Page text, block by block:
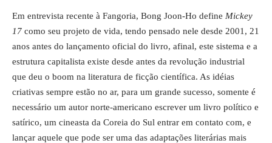
Em entrevista recente à Fangoria, Bong Joon-Ho define Mickey
17 como seu projeto de vida, tendo pensado nele desde 2001, 21
anos antes do lançamento oficial do livro, afinal, este sistema e a
estrutura capitalista existe desde antes da revolução industrial
que deu o boom na literatura de ficção científica. As idéias
criativas sempre estão no ar, para um grande sucesso, somente é
necessário um autor norte-americano escrever um livro político e
satírico, um cineasta da Coreia do Sul entrar em contato com, e
lançar aquele que pode ser uma das adaptações literárias mais